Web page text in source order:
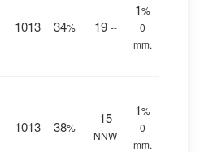
1013 34% 19 --
1%
0
mm.
1013 38%
15
NNW
1%
0
mm.